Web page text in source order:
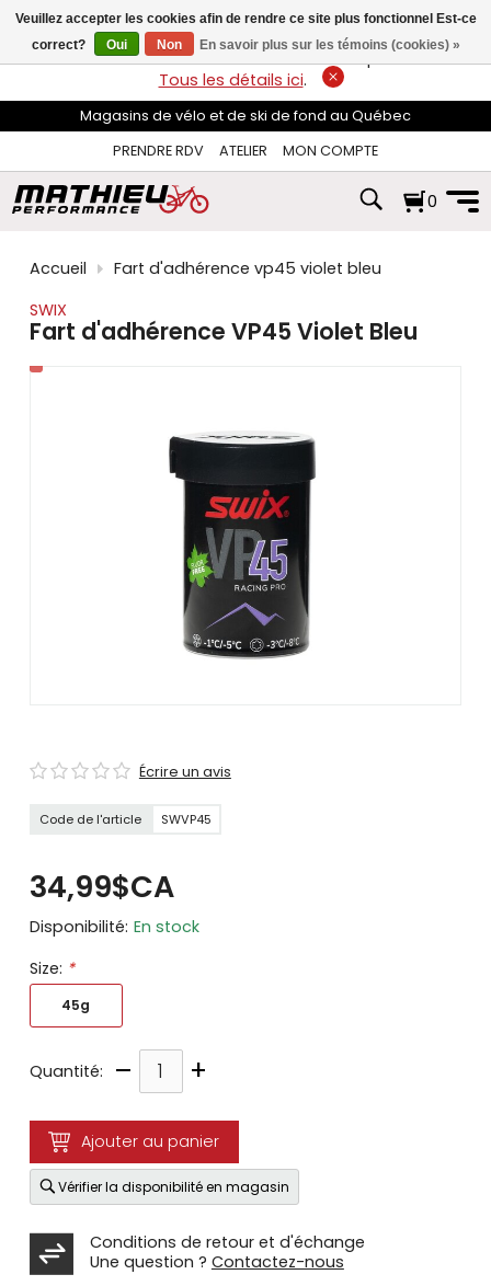
flèches
haut
et
pour
sélectionner
disponible.
Appuyez
pour
résultat
de
LIVRAISON GRATUITEsur les commandes de plus de 74$*.
Tous les détails ici.
Magasins de vélo et de ski de fond au Québec
PRENDRE RDV
ATELIER MON COMPTE
0
Accueil
Fart d'adhérence vp45 violet bleu
SWIX
Fart d'adhérence VP45 Violet Bleu
Écrire un avis
Code de l'article SWVP45
34,99$CA
Disponibilité: En stock
Size: *
45g
Quantité: – +
Ajouter au panier
Vérifier la disponibilité en magasin
Conditions de retour et d'échange
Une question ? Contactez-nous
Veuillez accepter les cookies afin de rendre ce site plus fonctionnel Est-ce
correct?
Oui Non En savoir plus sur les témoins (cookies) »